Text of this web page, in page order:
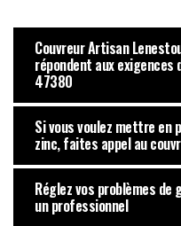
Couvreur Artisan
répondent aux
47380
Si vous voulez mettre en
zinc, faites appel au
Réglez vos problèmes
un professionnel